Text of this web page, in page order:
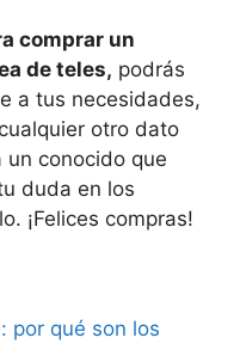
comprar un
de teles, podrás
a tus necesidades,
otro dato
un conocido que
duda en los
¡Felices compras!
por qué son los